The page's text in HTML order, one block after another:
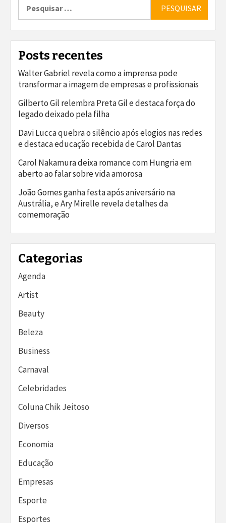
por:
Posts recentes
Walter Gabriel revela como a imprensa pode
transformar a imagem de empresas e profissionais
Gilberto Gil relembra Preta Gil e destaca força do
legado deixado pela filha
Davi Lucca quebra o silêncio após elogios nas redes
e destaca educação recebida de Carol Dantas
Carol Nakamura deixa romance com Hungria em
aberto ao falar sobre vida amorosa
João Gomes ganha festa após aniversário na
Austrália, e Ary Mirelle revela detalhes da
comemoração
Categorias
Agenda
Artist
Beauty
Beleza
Business
Carnaval
Celebridades
Coluna Chik Jeitoso
Diversos
Economia
Educação
Empresas
Esporte
Esportes